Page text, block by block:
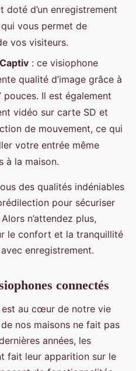
doté d’un enregistrement
vous permet de
vos visiteurs.
: ce visiophone
qualité d’image grâce à
Il est également
vidéo sur carte SD et
de mouvement, ce qui
votre entrée même
à la maison.
des qualités indéniables
pour sécuriser
n’attendez plus,
le confort et la tranquillité
enregistrement.
connectés
est au cœur de notre vie
nos maisons ne fait pas
années, les
fait leur apparition sur le